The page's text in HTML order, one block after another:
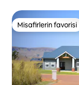
Misafirlerin favorisi
Misafirlerin favorisi